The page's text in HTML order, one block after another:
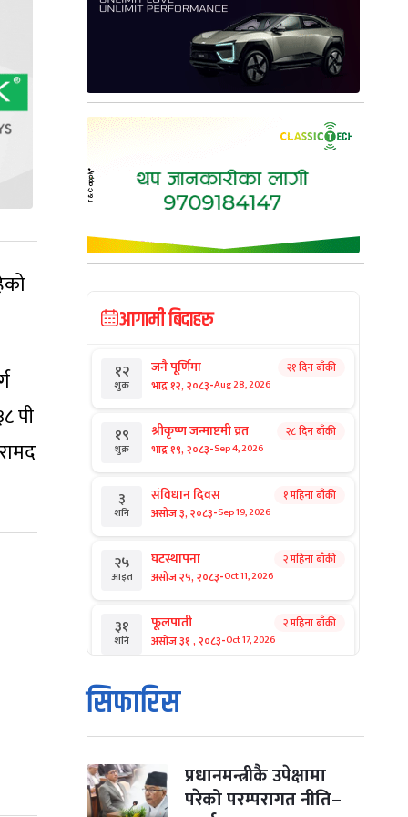
पी
आगामी बिदाहरु
१२
शुक्र
जनै पूर्णिमा
भाद्र १२, २०८३-Aug 28, 2026
२१ दिन बाँकी
१९
शुक्र
श्रीकृष्ण जन्माष्टमी व्रत
भाद्र १९, २०८३-Sep 4, 2026
२८ दिन बाँकी
३
शनि
संविधान दिवस
असोज ३, २०८३-Sep 19, 2026
१ महिना बाँकी
२५
आइत
घटस्थापना
असोज २५, २०८३-Oct 11, 2026
२ महिना बाँकी
३१
शनि
फूलपाती
असोज ३१ , २०८३-Oct 17, 2026
२ महिना बाँकी
१
आइत
कार्तिक सङ्क्रान्ति
कार्तिक १, २०८३
मंगल कार्तिक ३, २०८३-Oct 20, 2026
सिफारिस
प्रधानमन्त्रीकै उपेक्षामा
परेको परम्परागत नीति–